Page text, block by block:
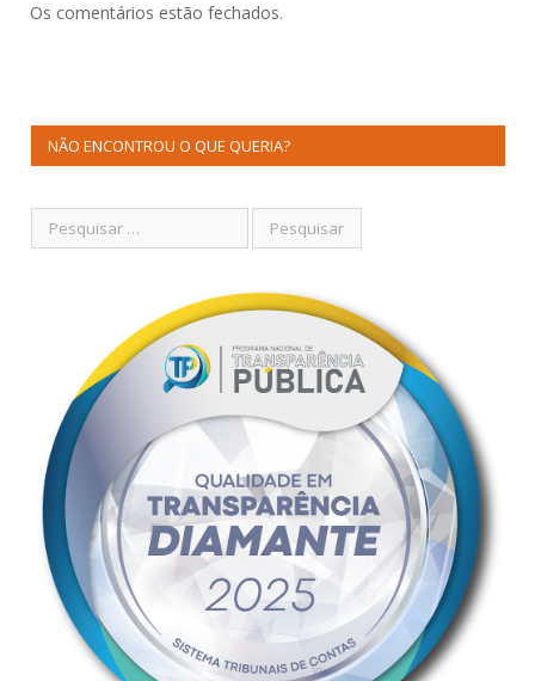
Os comentários estão fechados.
NÃO ENCONTROU O QUE QUERIA?